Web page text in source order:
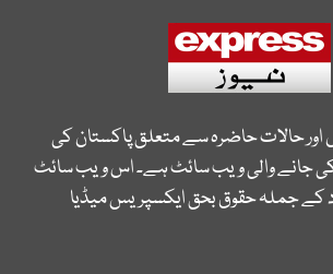
اور حالات حاضرہ سے متعلق پاکستان کی
جانے والی ویب سائٹ ہے۔ اس ویب سائٹ
کے جملہ حقوق بحق ایکسپریس میڈیا